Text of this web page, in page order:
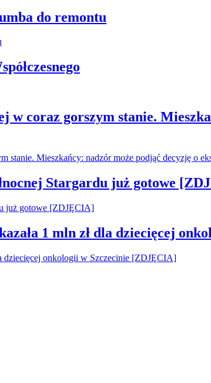
do remontu
w coraz gorszym stanie.
Stargardu już gotowe
1 mln zł dla dziecięcej